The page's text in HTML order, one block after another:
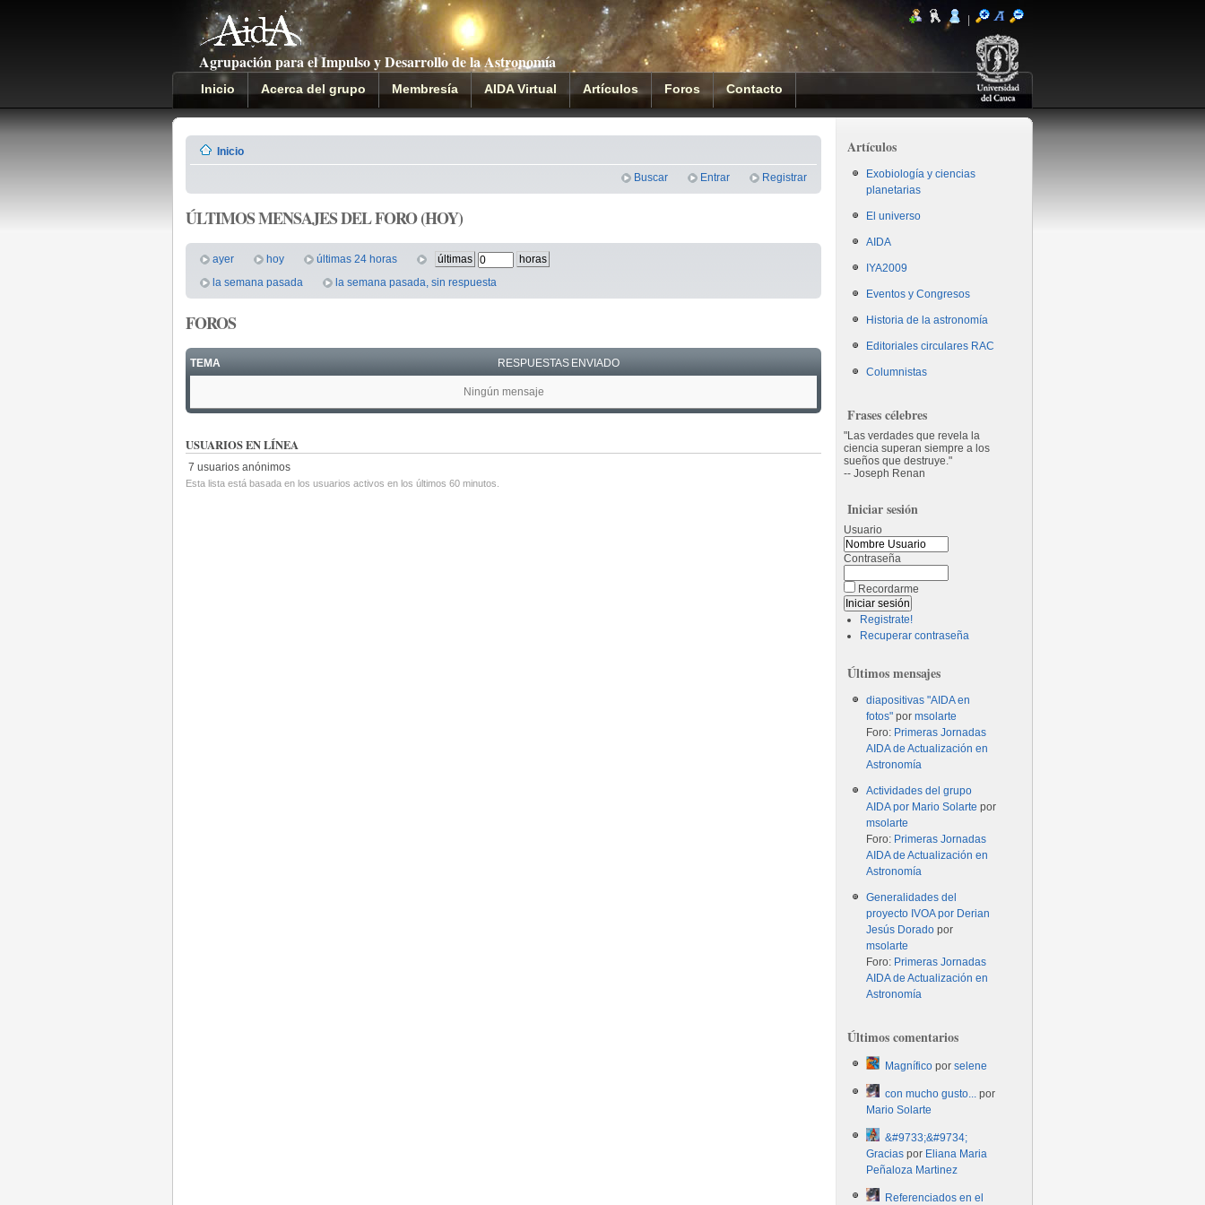
Agrupación para el Impulso y Desarrollo de la Astronomía
Inicio Acerca del grupo Membresía AIDA Virtual Artículos Foros Contacto
Inicio
Buscar Entrar Registrar
ÚLTIMOS MENSAJES DEL FORO (HOY)
ayer hoy últimas 24 horas últimas
horas
la semana pasada
la semana pasada, sin respuesta
FOROS
TEMA RESPUESTAS ENVIADO
Ningún mensaje
USUARIOS EN LÍNEA
7 usuarios anónimos
Esta lista está basada en los usuarios activos en los últimos 60 minutos.
Artículos
Exobiología y ciencias
planetarias
El universo
AIDA
IYA2009
Eventos y Congresos
Historia de la astronomía
Editoriales circulares RAC
Columnistas
Frases célebres
Las verdades que revela la
ciencia superan siempre a los
sueños que destruye.
-- Joseph Renan
Iniciar sesión
Usuario
Contraseña
Recordarme
Registrate!
Recuperar contraseña
Últimos mensajes
diapositivas "AIDA en
fotos" pormsolarte
Foro: Primeras Jornadas
AIDA de Actualización en
Astronomía
Actividades del grupo
AIDA por Mario Solarte por
msolarte
Foro: Primeras Jornadas
AIDA de Actualización en
Astronomía
Generalidades del
proyecto IVOA por Derian
Jesús Dorado por
msolarte
Foro: Primeras Jornadas
AIDA de Actualización en
Astronomía
Últimos comentarios
Magnífico porselene
con mucho gusto... por
Mario Solarte
&#9733;&#9734;
Gracias por Eliana Maria
Peñaloza Martinez
Referenciados en el